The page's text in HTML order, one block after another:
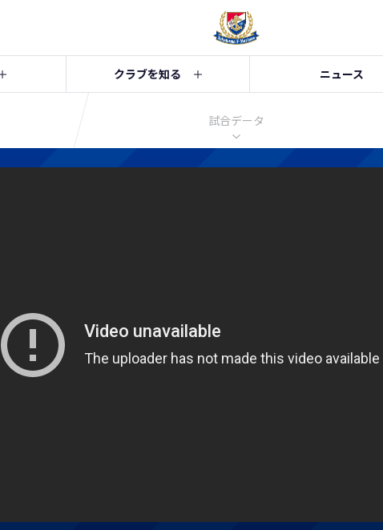
クラブを知る ニュース
試合データ